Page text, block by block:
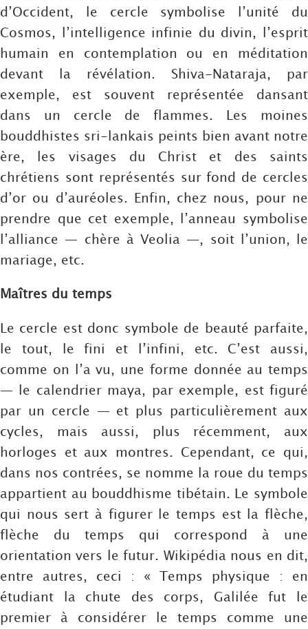
d’Occident, le cercle symbolise l’unité du
Cosmos, l’intelligence infinie du divin, l’esprit
humain en contemplation ou en méditation
devant la révélation. Shiva-Nataraja, par
exemple, est souvent représentée dansant
dans un cercle de flammes. Les moines
bouddhistes sri-lankais peints bien avant notre
ère, les visages du Christ et des saints
chrétiens sont représentés sur fond de cercles
d’or ou d’auréoles. Enfin, chez nous, pour ne
prendre que cet exemple, l’anneau symbolise
l’alliance — chère à Veolia —, soit l’union, le
mariage, etc.
Maîtres du temps
Le cercle est donc symbole de beauté parfaite,
le tout, le fini et l’infini, etc. C’est aussi,
comme on l’a vu, une forme donnée au temps
— le calendrier maya, par exemple, est figuré
par un cercle — et plus particulièrement aux
cycles, mais aussi, plus récemment, aux
horloges et aux montres. Cependant, ce qui,
dans nos contrées, se nomme la roue du temps
appartient au bouddhisme tibétain. Le symbole
qui nous sert à figurer le temps est la flèche,
flèche du temps qui correspond à une
orientation vers le futur. Wikipédia nous en dit,
entre autres, ceci : « Temps physique : en
étudiant la chute des corps, Galilée fut le
premier à considérer le temps comme une